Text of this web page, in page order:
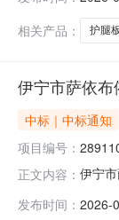
相关产品：
护腿
伊宁市萨依
中标｜中标通知
项目编号：
正文内容： 伊宁
在行
发布时间： 2026-